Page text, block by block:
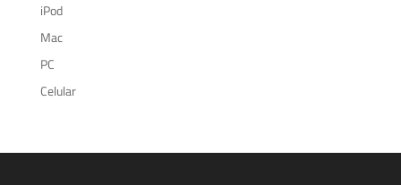
iPod
Mac
PC
Celular